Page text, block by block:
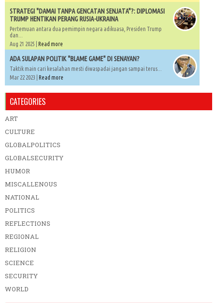
STRATEGI "DAMAI TANPA GENCATAN SENJATA"?: DIPLOMASI
TRUMP HENTIKAN PERANG RUSIA-UKRAINA
Pertemuan antara dua pemimpin negara adikuasa, Presiden Trump
dan...
Aug 21 2025 | Read more
ADA SULAPAN POLITIK "BLAME GAME" DI SENAYAN?
Taktik main cari kesalahan mesti diwaspadai jangan sampai terus...
Mar 22 2023 | Read more
CATEGORIES
ART
CULTURE
GLOBALPOLITICS
GLOBALSECURITY
HUMOR
MISCALLENOUS
NATIONAL
POLITICS
REFLECTIONS
REGIONAL
RELIGION
SCIENCE
SECURITY
WORLD